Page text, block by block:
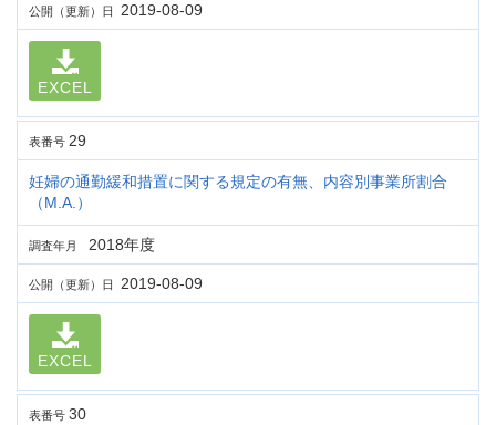
公開（更新）日 2019-08-09
EXCEL
表番号 29
妊婦の通勤緩和措置に関する規定の有無、内容別事業所割合
（M.A.）
調査年月 2018年度
公開（更新）日 2019-08-09
EXCEL
表番号 30